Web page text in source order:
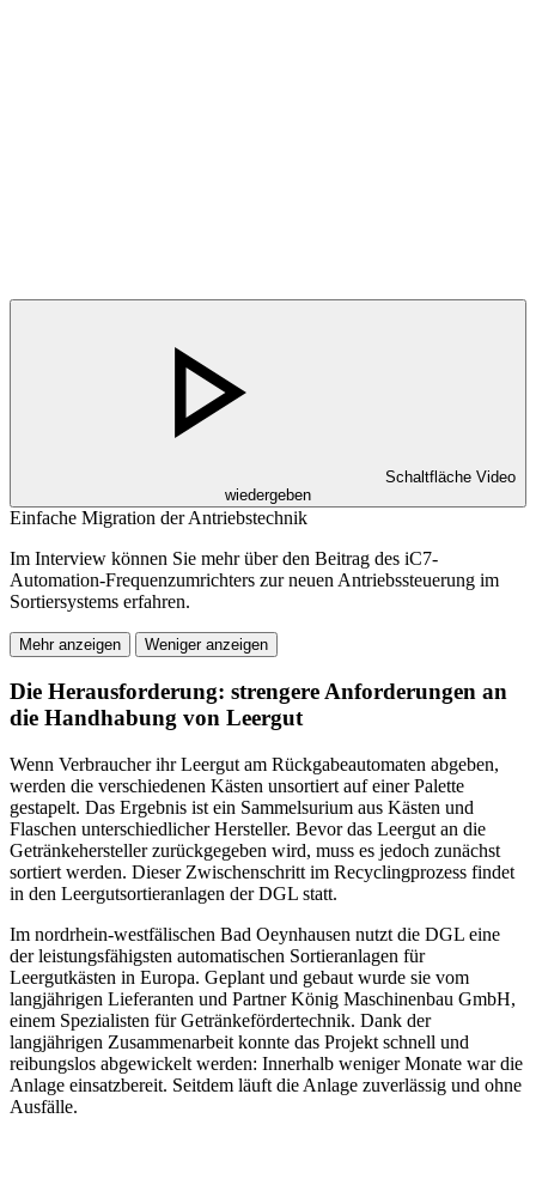
Schaltfläche Video
wiedergeben
Einfache Migration der Antriebstechnik
Im Interview können Sie mehr über den Beitrag des iC7-
Automation-Frequenzumrichters zur neuen Antriebssteuerung im
Sortiersystems erfahren.
Mehr anzeigen Weniger anzeigen
Die Herausforderung: strengere Anforderungen an
die Handhabung von Leergut
Wenn Verbraucher ihr Leergut am Rückgabeautomaten abgeben,
werden die verschiedenen Kästen unsortiert auf einer Palette
gestapelt. Das Ergebnis ist ein Sammelsurium aus Kästen und
Flaschen unterschiedlicher Hersteller. Bevor das Leergut an die
Getränkehersteller zurückgegeben wird, muss es jedoch zunächst
sortiert werden. Dieser Zwischenschritt im Recyclingprozess findet
in den Leergutsortieranlagen der DGL statt.
Im nordrhein-westfälischen Bad Oeynhausen nutzt die DGL eine
der leistungsfähigsten automatischen Sortieranlagen für
Leergutkästen in Europa. Geplant und gebaut wurde sie vom
langjährigen Lieferanten und Partner König Maschinenbau GmbH,
einem Spezialisten für Getränkefördertechnik. Dank der
langjährigen Zusammenarbeit konnte das Projekt schnell und
reibungslos abgewickelt werden: Innerhalb weniger Monate war die
Anlage einsatzbereit. Seitdem läuft die Anlage zuverlässig und ohne
Ausfälle.